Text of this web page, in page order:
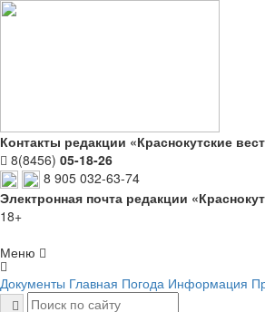
Контакты редакции «Краснокутские
8(8456) 05-18-26
8 905 032-63-74
Электронная почта редакции
18+
Меню
Документы Главная Погода Информация